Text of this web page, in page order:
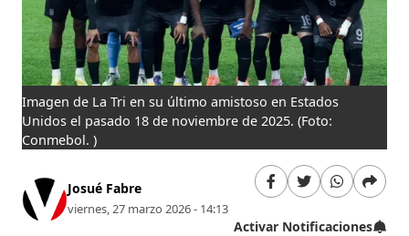
Imagen de La Tri en su último amistoso en Estados
Unidos el pasado 18 de noviembre de 2025.(Foto:
Conmebol. )
Josué Fabre
viernes, 27 marzo 2026 - 14:13
Activar Notificaciones